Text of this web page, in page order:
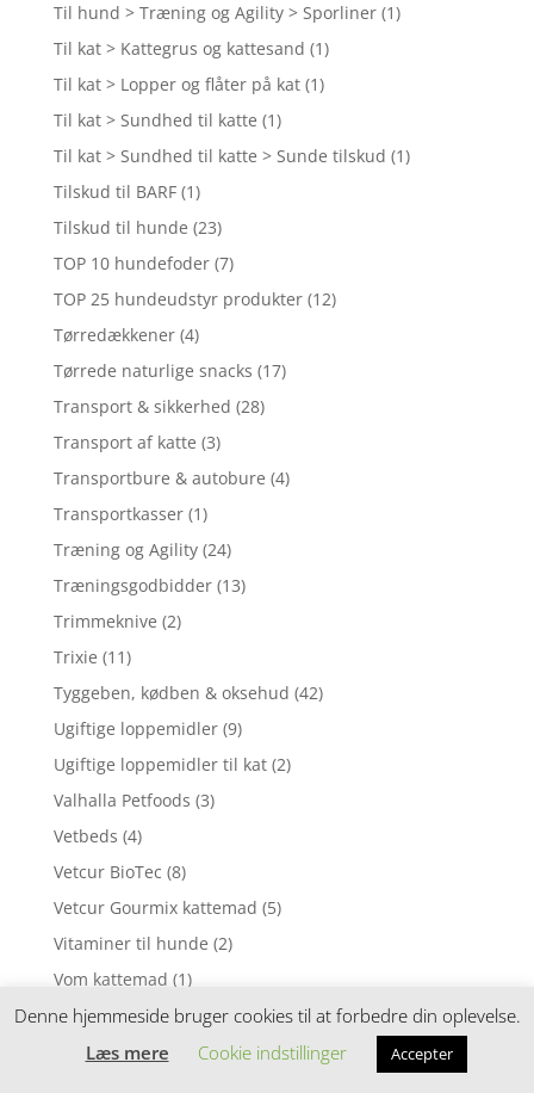
Til hund > Træning og Agility > Sporliner (1)
Til kat > Kattegrus og kattesand (1)
Til kat > Lopper og flåter på kat (1)
Til kat > Sundhed til katte (1)
Til kat > Sundhed til katte > Sunde tilskud (1)
Tilskud til BARF (1)
Tilskud til hunde (23)
TOP 10 hundefoder (7)
TOP 25 hundeudstyr produkter (12)
Tørredækkener (4)
Tørrede naturlige snacks (17)
Transport & sikkerhed (28)
Transport af katte (3)
Transportbure & autobure (4)
Transportkasser (1)
Træning og Agility (24)
Træningsgodbidder (13)
Trimmeknive (2)
Trixie (11)
Tyggeben, kødben & oksehud (42)
Ugiftige loppemidler (9)
Ugiftige loppemidler til kat (2)
Valhalla Petfoods (3)
Vetbeds (4)
Vetcur BioTec (8)
Vetcur Gourmix kattemad (5)
Vitaminer til hunde (2)
Vom kattemad (1)
Wildes Land (4)
Wildes Land hundefoder (24)
Denne hjemmeside bruger cookies til at forbedre din oplevelse.
Læs mere
Cookie indstillinger Accepter